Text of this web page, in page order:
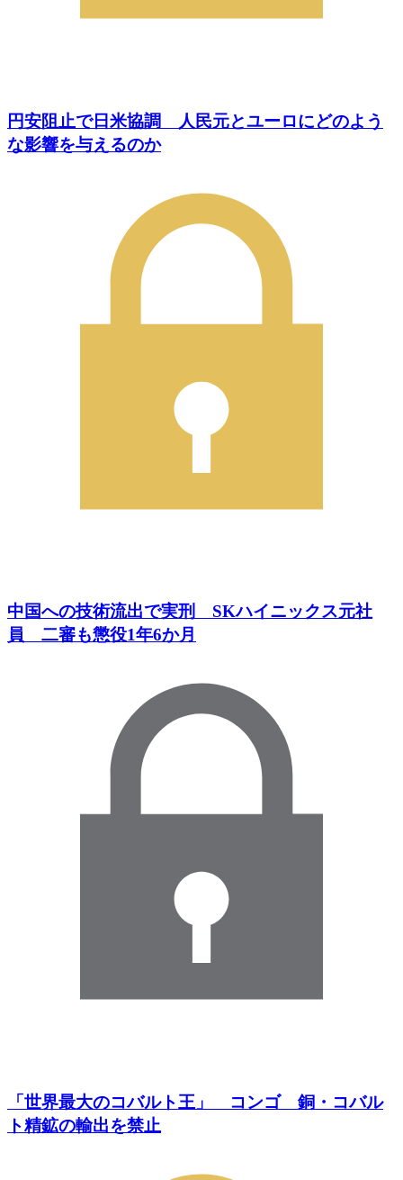
円安阻止で日米協調 人民元とユーロにどのよう
な影響を与えるのか
中国への技術流出で実刑 SKハイニックス元社
員 二審も懲役1年6か月
「世界最大のコバルト王」 コンゴ 銅・コバル
ト精鉱の輸出を禁止